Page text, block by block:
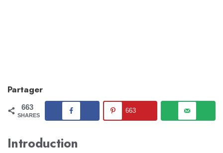
Partager
663
SHARES
663
Introduction